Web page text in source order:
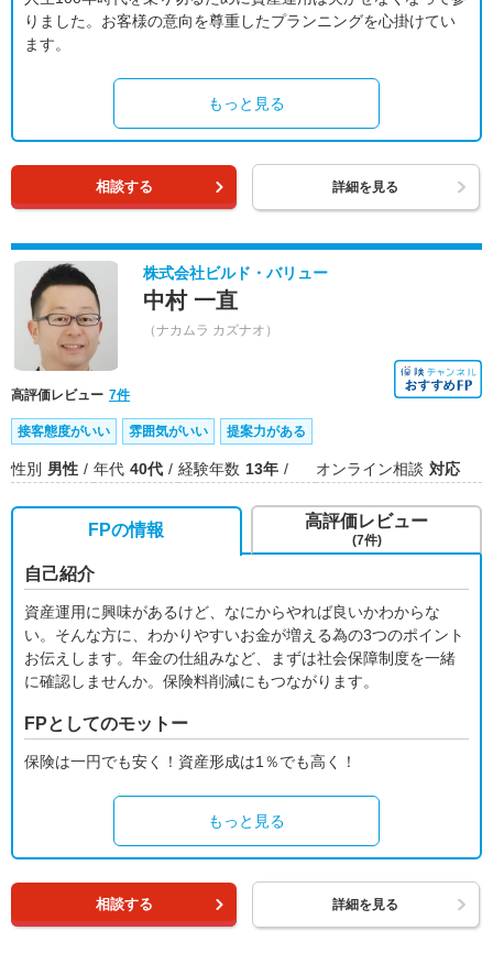
りました。お客様の意向を尊重したプランニングを心掛けてい
ます。
もっと見る
相談する 詳細を見る
株式会社ビルド・バリュー
中村 一直
（ナカムラ カズナオ）
高評価レビュー 7件
接客態度がいい 雰囲気がいい 提案力がある
性別 男性 年代 40代 経験年数 13年 オンライン相談 対応
FPの情報
自己紹介
資産運用に興味があるけど、なにからやれば良いかわからな
い。そんな方に、わかりやすいお金が増える為の3つのポイント
お伝えします。年金の仕組みなど、まずは社会保障制度を一緒
に確認しませんか。保険料削減にもつながります。
FPとしてのモットー
保険は一円でも安く！資産形成は1％でも高く！
もっと見る
高評価レビュー
(7件)
相談する 詳細を見る